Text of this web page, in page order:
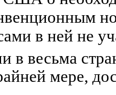
в ней не
в весьма
мере,